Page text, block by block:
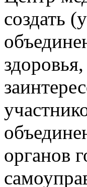
создать
органов